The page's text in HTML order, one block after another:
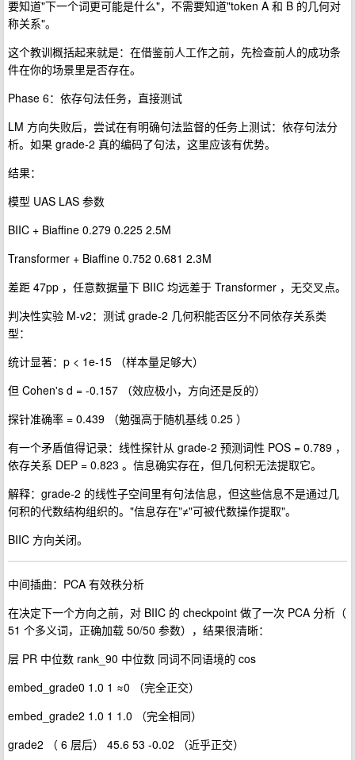
要知道"下一个词更可能是什么"，不需要知道"token A 和 B 的几何对
称关系"。
这个教训概括起来就是：在借鉴前人工作之前，先检查前人的成功条
件在你的场景里是否存在。
Phase 6：依存句法任务，直接测试
LM 方向失败后，尝试在有明确句法监督的任务上测试：依存句法分
析。如果 grade-2 真的编码了句法，这里应该有优势。
结果：
模型 UAS LAS 参数
BIIC + Biaffine 0.279 0.225 2.5M
Transformer + Biaffine 0.752 0.681 2.3M
差距 47pp ，任意数据量下 BIIC 均远差于 Transformer ，无交叉点。
判决性实验 M-v2：测试 grade-2 几何积能否区分不同依存关系类
型：
统计显著：p < 1e-15 （样本量足够大）
但 Cohen's d = -0.157 （效应极小，方向还是反的）
探针准确率 = 0.439 （勉强高于随机基线 0.25 ）
有一个矛盾值得记录：线性探针从 grade-2 预测词性 POS = 0.789 ，
依存关系 DEP = 0.823 。信息确实存在，但几何积无法提取它。
解释：grade-2 的线性子空间里有句法信息，但这些信息不是通过几
何积的代数结构组织的。"信息存在"≠"可被代数操作提取"。
BIIC 方向关闭。
中间插曲：PCA 有效秩分析
在决定下一个方向之前，对 BIIC 的 checkpoint 做了一次 PCA 分析（
51 个多义词，正确加载 50/50 参数），结果很清晰：
层 PR 中位数 rank_90 中位数 同词不同语境的 cos
embed_grade0 1.0 1 ≈0 （完全正交）
embed_grade2 1.0 1 1.0 （完全相同）
grade2 （ 6 层后） 45.6 53 -0.02 （近乎正交）